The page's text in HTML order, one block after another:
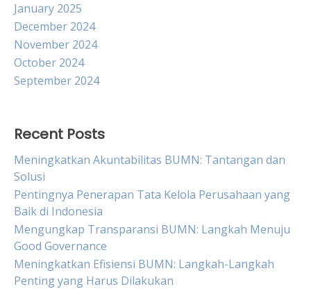
January 2025
December 2024
November 2024
October 2024
September 2024
Recent Posts
Meningkatkan Akuntabilitas BUMN: Tantangan dan
Solusi
Pentingnya Penerapan Tata Kelola Perusahaan yang
Baik di Indonesia
Mengungkap Transparansi BUMN: Langkah Menuju
Good Governance
Meningkatkan Efisiensi BUMN: Langkah-Langkah
Penting yang Harus Dilakukan